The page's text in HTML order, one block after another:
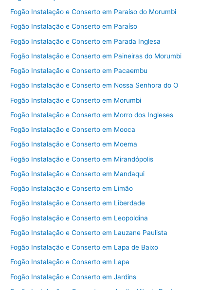
Fogão Instalação e Conserto em Paraíso do Morumbi
Fogão Instalação e Conserto em Paraíso
Fogão Instalação e Conserto em Parada Inglesa
Fogão Instalação e Conserto em Paineiras do Morumbi
Fogão Instalação e Conserto em Pacaembu
Fogão Instalação e Conserto em Nossa Senhora do O
Fogão Instalação e Conserto em Morumbi
Fogão Instalação e Conserto em Morro dos Ingleses
Fogão Instalação e Conserto em Mooca
Fogão Instalação e Conserto em Moema
Fogão Instalação e Conserto em Mirandópolis
Fogão Instalação e Conserto em Mandaqui
Fogão Instalação e Conserto em Limão
Fogão Instalação e Conserto em Liberdade
Fogão Instalação e Conserto em Leopoldina
Fogão Instalação e Conserto em Lauzane Paulista
Fogão Instalação e Conserto em Lapa de Baixo
Fogão Instalação e Conserto em Lapa
Fogão Instalação e Conserto em Jardins